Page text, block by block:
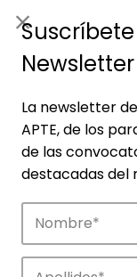
Newsletter
La newsletter
APTE, de los
de las
destacadas del